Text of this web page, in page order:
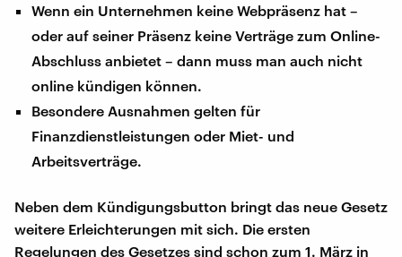
Wenn ein Unternehmen keine Webpräsenz hat –
oder auf seiner Präsenz keine Verträge zum Online-
Abschluss anbietet – dann muss man auch nicht
online kündigen können.
Besondere Ausnahmen gelten für
Finanzdienstleistungen oder Miet- und
Arbeitsverträge.
Neben dem Kündigungsbutton bringt das neue Gesetz
weitere Erleichterungen mit sich. Die ersten
Regelungen des Gesetzes sind schon zum 1. März in